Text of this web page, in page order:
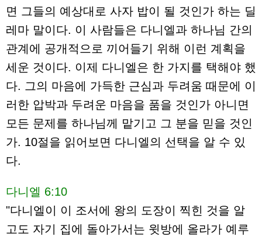
면 그들의 예상대로 사자 밥이 될 것인가 하는 딜
레마 말이다. 이 사람들은 다니엘과 하나님 간의
관계에 공개적으로 끼어들기 위해 이런 계획을
세운 것이다. 이제 다니엘은 한 가지를 택해야 했
다. 그의 마음에 가득한 근심과 두려움 때문에 이
러한 압박과 두려운 마음을 품을 것인가 아니면
모든 문제를 하나님께 맡기고 그 분을 믿을 것인
가. 10절을 읽어보면 다니엘의 선택을 알 수 있
다.
다니엘 6:10
"다니엘이 이 조서에 왕의 도장이 찍힌 것을 알
고도 자기 집에 돌아가서는 윗방에 올라가 예루